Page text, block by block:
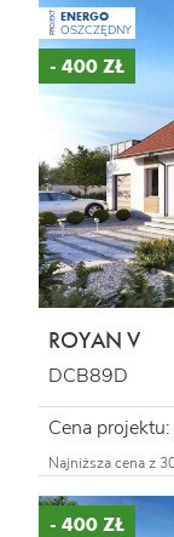
PROJEKT ENERGO
OSZCZĘDNY
- 400 ZŁ
ROYAN V
DCB89D
Cena projektu:
Najniższa cena z
- 400 ZŁ